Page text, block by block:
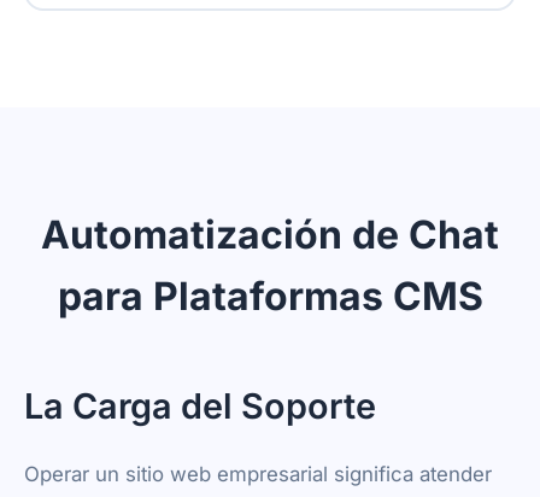
Automatización de Chat
para Plataformas CMS
La Carga del Soporte
Operar un sitio web empresarial significa atender